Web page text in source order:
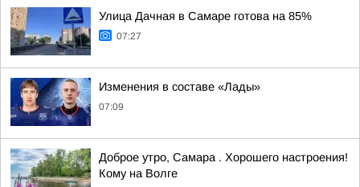
Улица Дачная в Самаре готова на 85%
07:27
Изменения в составе «Лады»
07:09
Доброе утро, Самара . Хорошего настроения!
Кому на Волге